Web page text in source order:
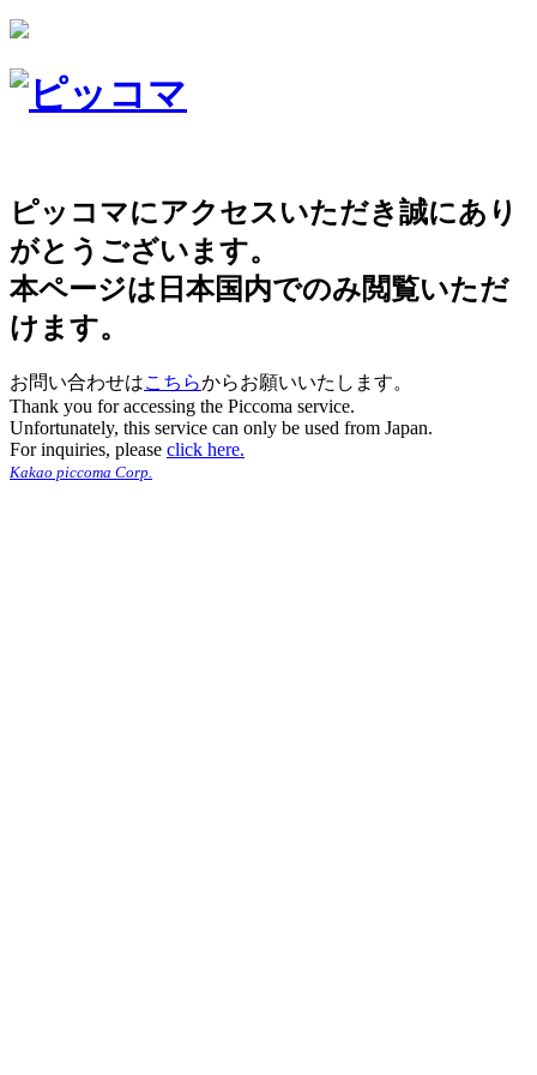
ピッコマにアクセスいただき誠にあり
がとうございます。
本ページは日本国内でのみ閲覧いただ
けます。
お問い合わせはこちらからお願いいたします。
Thank you for accessing the Piccoma service.
Unfortunately, this service can only be used from Japan.
For inquiries, please click here.
Kakao piccoma Corp.